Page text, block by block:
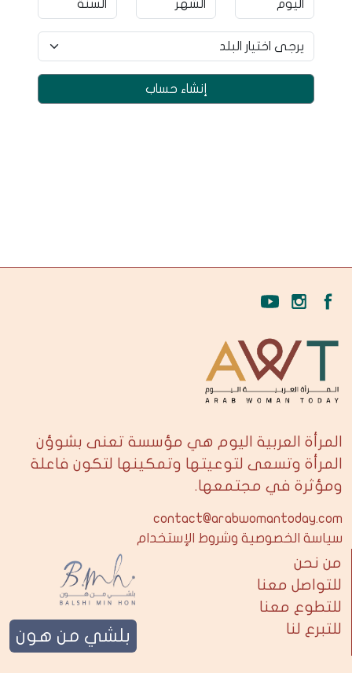
إنشاء حساب
المرأة العربية اليوم هي مؤسسة تعنى بشوؤن
المرأة وتسعى لتوعيتها وتمكينها لتكون فاعلة
ومؤثرة في مجتمعها.
contact@arabwomantoday.com
سياسة الخصوصية وشروط الإستخدام
من نحن
للتواصل معنا
للتطوع معنا
للتبرع لنا
بلشي من هون